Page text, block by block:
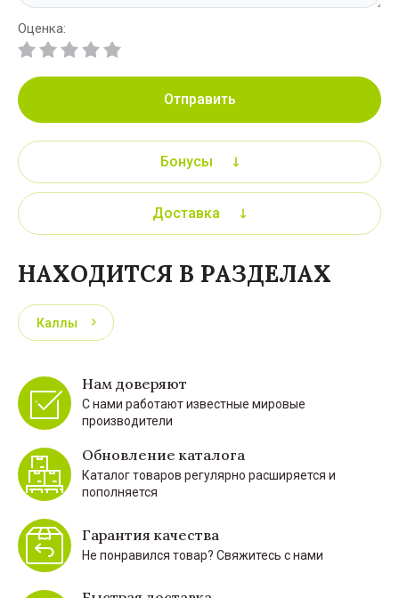
Оценка:
Отправить
Бонусы
Доставка
НАХОДИТСЯ В РАЗДЕЛАХ
Каллы
Нам доверяют
С нами работают известные мировые
производители
Обновление каталога
Каталог товаров регулярно расширяется и
пополняется
Гарантия качества
Не понравился товар? Свяжитесь с нами